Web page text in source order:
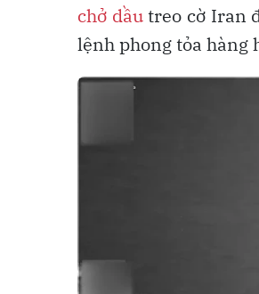
chở dầutreo cờ Iran
lệnh phong tỏa hàng